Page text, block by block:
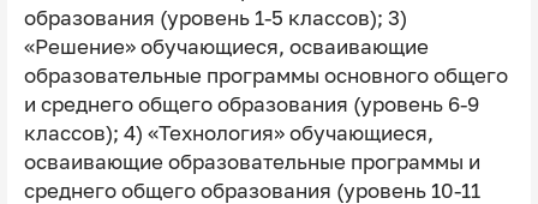
образования (уровень 1-5 классов); 3)
«Решение» обучающиеся, осваивающие
образовательные программы основного общего
и среднего общего образования (уровень 6-9
классов); 4) «Технология» обучающиеся,
осваивающие образовательные программы и
среднего общего образования (уровень 10-11